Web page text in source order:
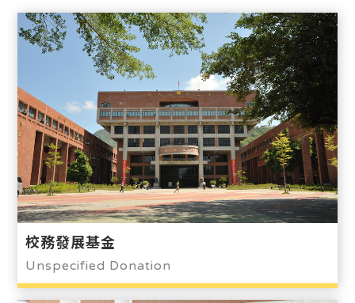
校務發展基金
Unspecified Donation